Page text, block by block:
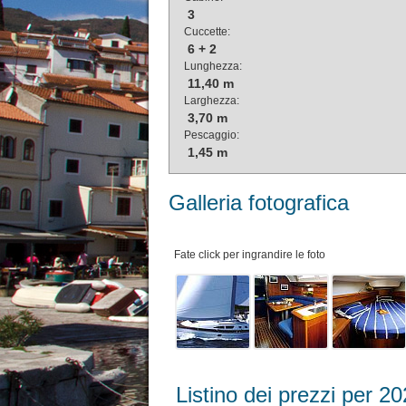
3
Cuccette:
6 + 2
Lunghezza:
11,40 m
Larghezza:
3,70 m
Pescaggio:
1,45 m
Galleria fotografica
Fate click per ingrandire le foto
Listino dei prezzi per